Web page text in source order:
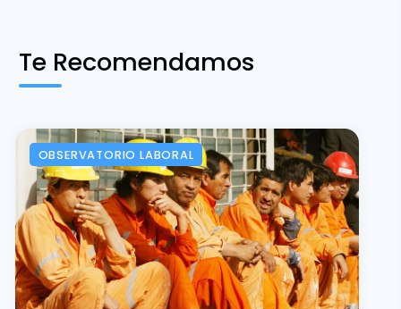
Te Recomendamos
OBSERVATORIO LABORAL